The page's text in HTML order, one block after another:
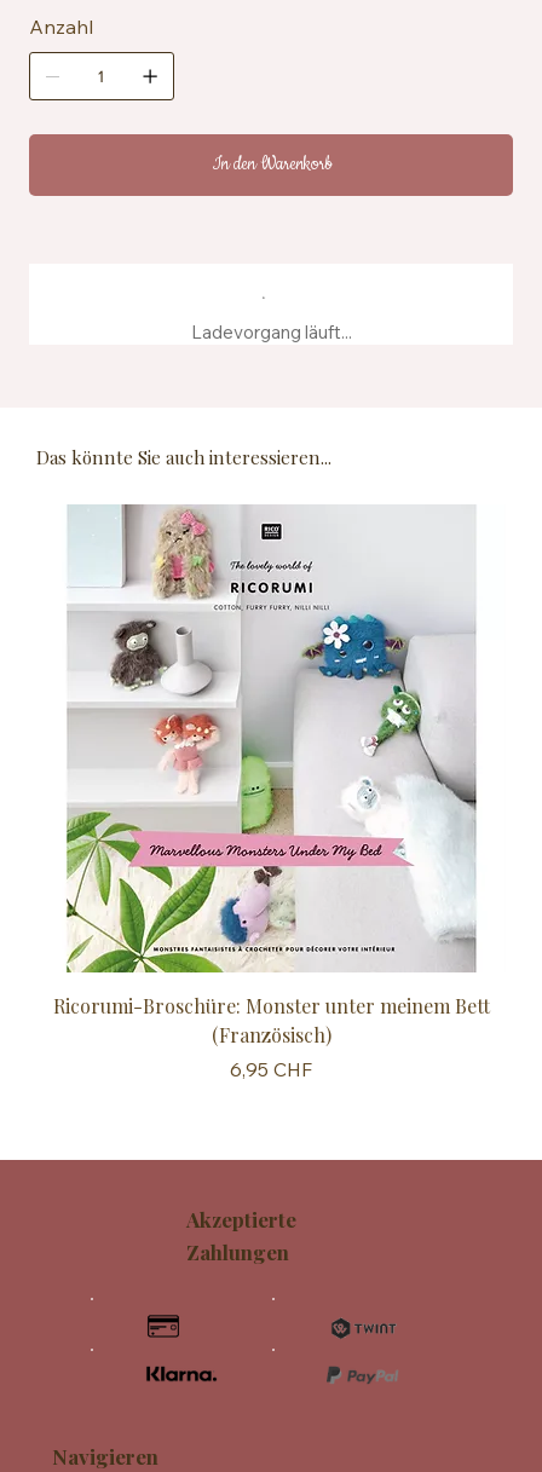
Anzahl
In den Warenkorb
Ladevorgang läuft...
Das könnte Sie auch interessieren...
Ricorumi-Broschüre: Monster unter meinem Bett
(Französisch)
Preis
6,95 CHF
Navigieren
Akzeptierte
Zahlungen